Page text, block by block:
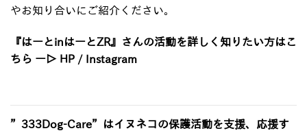
やお知り合いにご紹介ください。
『はーとinはーとZR』
さんの活動を詳しく知りたい方はこ
ちら ー▷ HP / Instagram
”333Dog-Care”はイヌネコの保護活動を支援、応援す